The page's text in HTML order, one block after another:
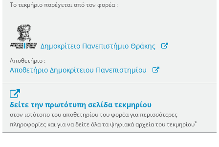
Το τεκμήριο παρέχεται από τον φορέα :
Δημοκρίτειο Πανεπιστήμιο Θράκης
Αποθετήριο :
Αποθετήριο Δημοκρίτειου Πανεπιστημίου
δείτε την πρωτότυπη σελίδα τεκμηρίου
στον ιστότοπο του αποθετηρίου του φορέα για περισσότερες
πληροφορίες και για να δείτε όλα τα ψηφιακά αρχεία του τεκμηρίου*